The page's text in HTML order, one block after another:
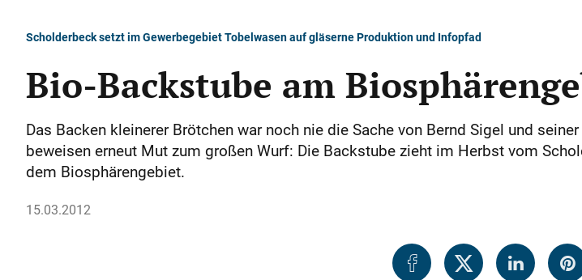
Scholderbeck setzt im Gewerbegebiet Tobelwasen auf gläserne Produktion und Infopfad
Bio-Backstube am
Das Backen kleinerer Brötchen war noch nie die Sache von Bernd Sigel und
beweisen erneut Mut zum großen Wurf: Die Backstube zieht im Herbst vom
dem Biosphärengebiet.
15.03.2012